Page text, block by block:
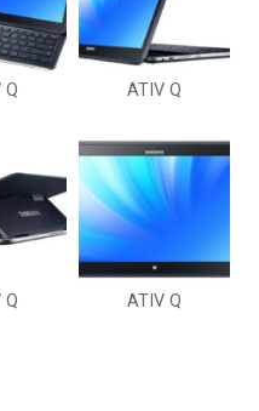
Q ATIV Q
Q ATIV Q